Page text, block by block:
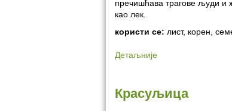
пречишћава трагове људи и
као лек.
користи се: лист, корен,
Детаљније
Красуљица